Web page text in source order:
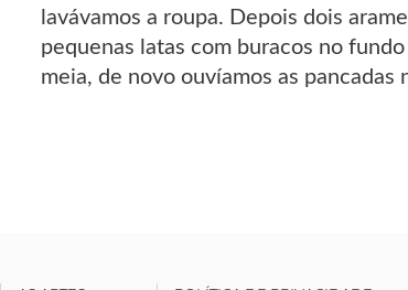
lavávamos a roupa. Depois dois
pequenas latas com buracos no
meia, de novo ouvíamos as